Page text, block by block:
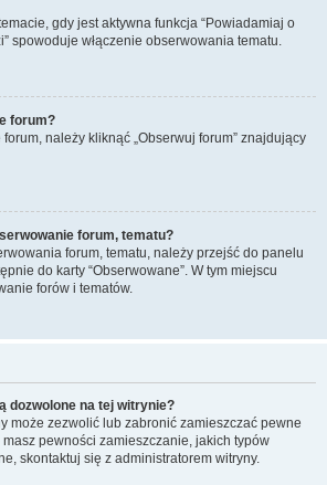
gdy jest aktywna funkcja “Powiadamiaj o
spowoduje włączenie obserwowania tematu.
forum?
należy kliknąć „Obserwuj forum” znajdujący
forum, tematu?
forum, tematu, należy przejść do panelu
do karty “Obserwowane”. W tym miejscu
forów i tematów.
dozwolone na tej witrynie?
może zezwolić lub zabronić zamieszczać pewne
masz pewności zamieszczanie, jakich typów
skontaktuj się z administratorem witryny.